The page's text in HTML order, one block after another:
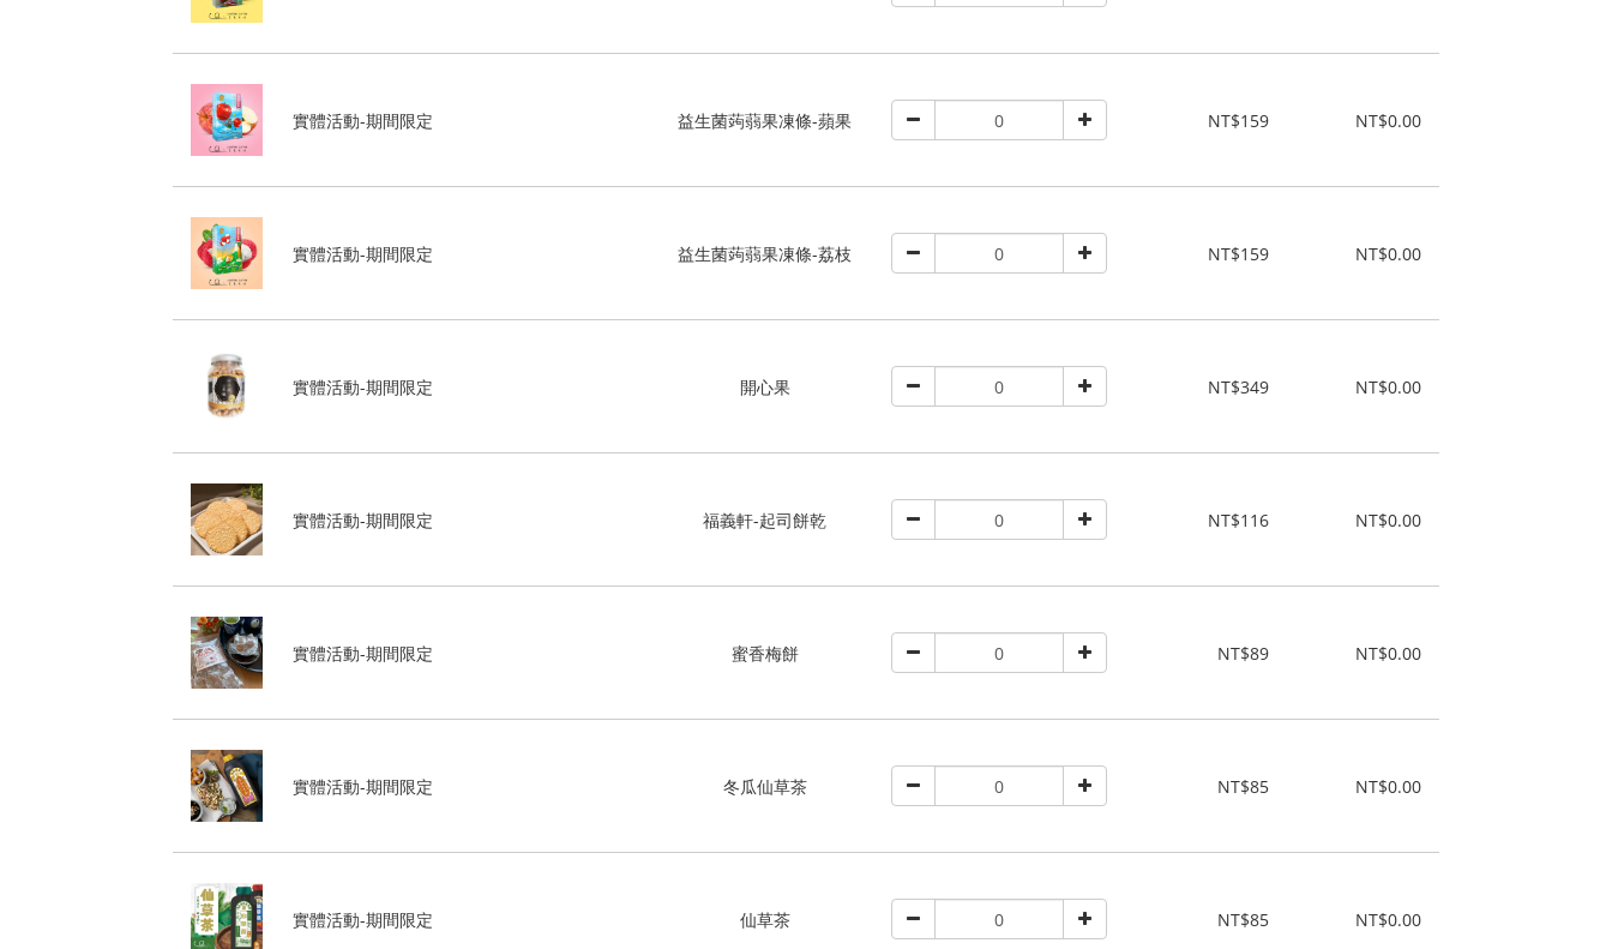
實體活動-期間限定 益生菌蒟蒻果凍條-蘋果 NT$159 NT$0.00
實體活動-期間限定 益生菌蒟蒻果凍條-荔枝 NT$159 NT$0.00
實體活動-期間限定 開心果 NT$349 NT$0.00
實體活動-期間限定 福義軒-起司餅乾 NT$116 NT$0.00
實體活動-期間限定 蜜香梅餅 NT$89 NT$0.00
實體活動-期間限定 冬瓜仙草茶 NT$85 NT$0.00
實體活動-期間限定 仙草茶 NT$85 NT$0.00